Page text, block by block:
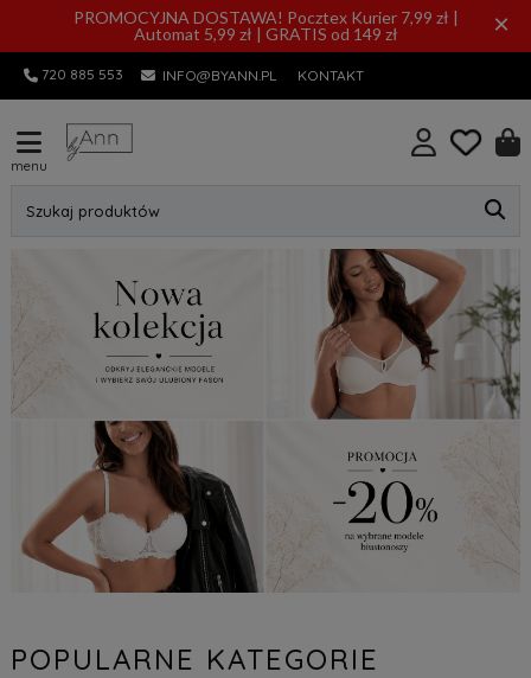
PROMOCYJNA DOSTAWA! Pocztex Kurier 7,99 zł |
Automat 5,99 zł | GRATIS od 149 zł
×
720 885 553 INFO@BYANN.PL KONTAKT
menu
Szukaj produktów
POPULARNE KATEGORIE